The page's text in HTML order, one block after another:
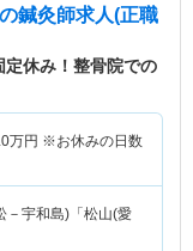
の鍼灸師求人(正職
定休み！整骨院での
万円 ※お休みの日数
－宇和島)「松山(愛